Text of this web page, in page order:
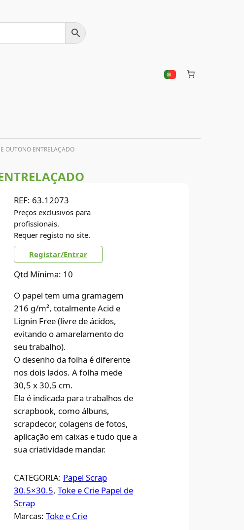
OUTONO ENTRELAÇADO
REF: 63.12073
Preços exclusivos para
profissionais.
Requer registo no site.
Registar/Entrar
Qtd Mínima: 10
O papel tem uma gramagem
216 g/m², totalmente Acid e
Lignin Free (livre de ácidos,
evitando o amarelamento do
seu trabalho).
O desenho da folha é diferente
nos dois lados. A folha mede
30,5 x 30,5 cm.
Ela é indicada para trabalhos de
scrapbook, como álbuns,
scrapdecor, colagens de fotos,
aplicação em caixas e tudo que a
sua criatividade mandar.
CATEGORIA: Papel Scrap
30.5×30.5, Toke e Crie Papel de
Scrap
Marcas: Toke e Crie